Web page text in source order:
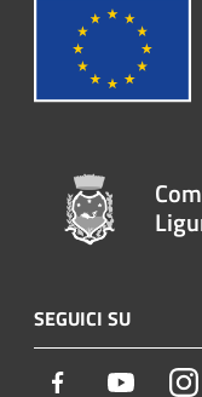
SEGUICI SU
Facebook Youtube